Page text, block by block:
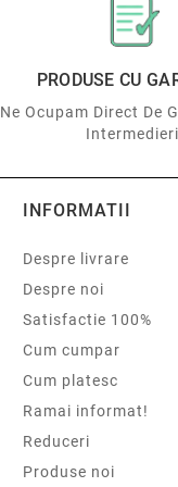
PRODUSE CU
Ne Ocupam Direct De
INFORMATII
Despre livrare
Despre noi
Satisfactie 100%
Cum cumpar
Cum platesc
Ramai informat!
Reduceri
Produse noi